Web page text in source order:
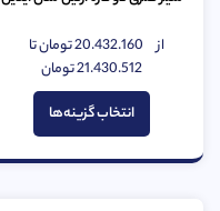
امتیاز
0
از 20.432.160تومانتا
21.430.512تومان
انتخاب گزینه‌ها